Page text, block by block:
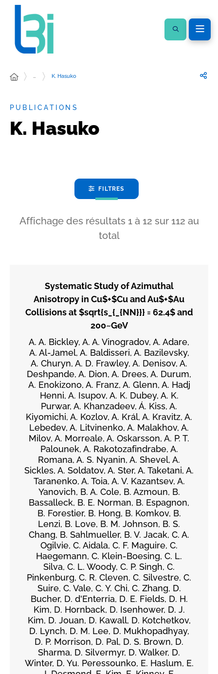
… K. Hasuko
PUBLICATIONS
K. Hasuko
FILTRES
Affichage des résultats 1à 12 sur 112 au
total
Systematic Study of Azimuthal
Anisotropy in Cu$+$Cu and Au$+$Au
Collisions at $sqrt{s_{_{NN}}} = 62.4$ and
200~GeV
A. A. Bickley, A. A. Vinogradov, A. Adare,
A. Al-Jamel, A. Baldisseri, A. Bazilevsky,
A. Churyn, A. D. Frawley, A. Denisov, A.
Deshpande, A. Dion, A. Drees, A. Durum,
A. Enokizono, A. Franz, A. Glenn, A. Hadj
Henni, A. Isupov, A. K. Dubey, A. K.
Purwar, A. Khanzadeev, Á. Kiss, A.
Kiyomichi, A. Kozlov, A. Král, A. Kravitz, A.
Lebedev, A. Litvinenko, A. Malakhov, A.
Milov, A. Morreale, A. Oskarsson, A. P. T.
Palounek, A. Rakotozafindrabe, A.
Romana, A. S. Nyanin, A. Shevel, A.
Sickles, A. Soldatov, A. Ster, A. Taketani, A.
Taranenko, A. Toia, A. V. Kazantsev, A.
Yanovich, B. A. Cole, B. Azmoun, B.
Bassalleck, B. E. Norman, B. Espagnon,
B. Forestier, B. Hong, B. Komkov, B.
Lenzi, B. Love, B. M. Johnson, B. S.
Chang, B. Sahlmueller, B. V. Jacak, C. A.
Ogilvie, C. Aidala, C. F. Maguire, C.
Haegemann, C. Klein-Boesing, C. L.
Silva, C. L. Woody, C. P. Singh, C.
Pinkenburg, C. R. Cleven, C. Silvestre, C.
Suire, C. Vale, C. Y. Chi, C. Zhang, D.
Bucher, D. d'Enterria, D. E. Fields, D. H.
Kim, D. Hornback, D. Isenhower, D. J.
Kim, D. Jouan, D. Kawall, D. Kotchetkov,
D. Lynch, D. M. Lee, D. Mukhopadhyay,
D. P. Morrison, D. Pal, D. S. Brown, D.
Sharma, D. Silvermyr, D. Walker, D.
Winter, D. Yu. Peressounko, E. Haslum, E.